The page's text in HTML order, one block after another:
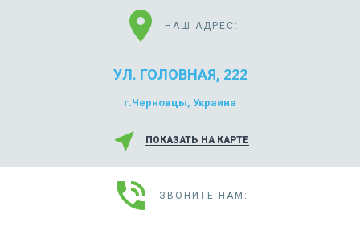
location_on НАШ АДРЕС:
УЛ. ГОЛОВНАЯ, 222
г.Черновцы, Украина
near_me ПОКАЗАТЬ НА КАРТЕ
phone_in_talk ЗВОНИТЕ НАМ: